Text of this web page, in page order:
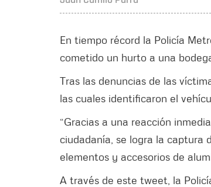
En tiempo récord la Policía
cometido un hurto a una
Tras las denuncias de las
las cuales identificaron el
“Gracias a una reacción
ciudadanía, se logra la captura
elementos y accesorios de
A través de este tweet, la